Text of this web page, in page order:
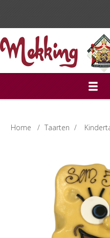
Home / Taarten /